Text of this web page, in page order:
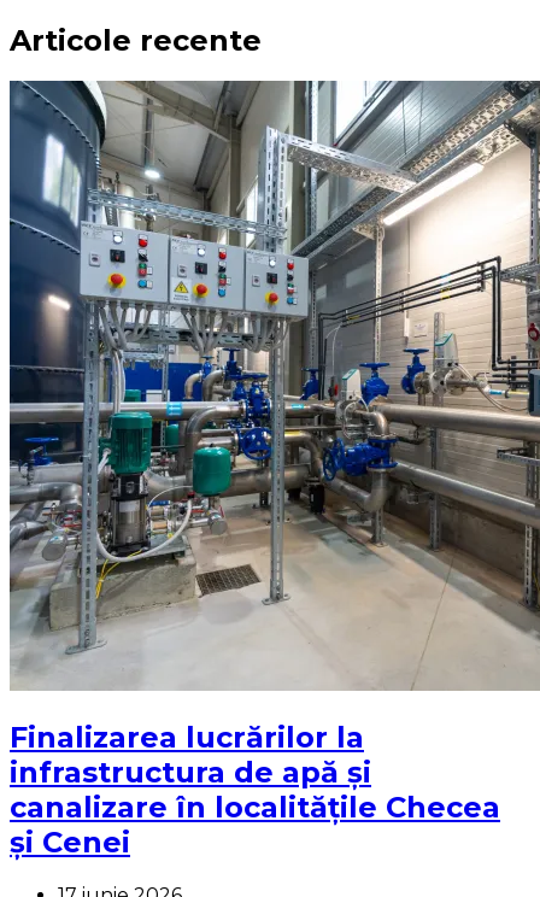
Articole recente
Finalizarea lucrărilor la
infrastructura de apă și
canalizare în localitățile Checea
și Cenei